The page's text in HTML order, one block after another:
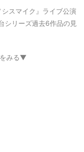
シスマイク』ライブ公演
シリーズ過去6作品の見
みる▼